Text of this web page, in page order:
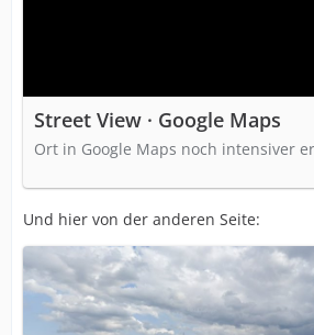
Street View · Google Maps
Ort in Google Maps noch intensiver
Und hier von der anderen Seite: